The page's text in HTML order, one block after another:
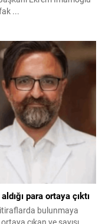
...
para ortaya çıktı
bulunmaya
çıkan ve sayısı